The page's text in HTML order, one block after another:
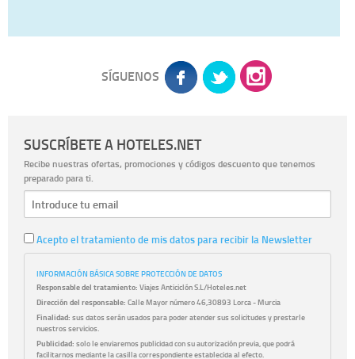
SÍGUENOS
SUSCRÍBETE A HOTELES.NET
Recibe nuestras ofertas, promociones y códigos descuento que tenemos
preparado para ti.
Acepto el tratamiento de mis datos para recibir la Newsletter
INFORMACIÓN BÁSICA SOBRE PROTECCIÓN DE DATOS
Responsable del tratamiento: Viajes Anticiclón S.L/Hoteles.net
Dirección del responsable: Calle Mayor número 46,30893 Lorca - Murcia
Finalidad: sus datos serán usados para poder atender sus solicitudes y prestarle
nuestros servicios.
Publicidad: solo le enviaremos publicidad con su autorización previa, que podrá
facilitarnos mediante la casilla correspondiente establecida al efecto.